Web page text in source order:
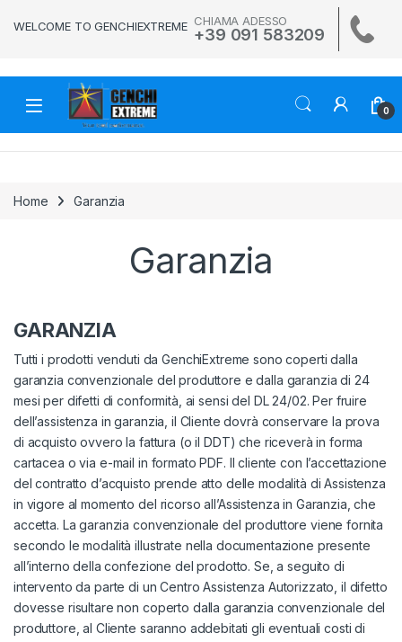
WELCOME TO GENCHIEXTREME CHIAMA ADESSO
+39 091 583209
0
Home Garanzia
Garanzia
GARANZIA
Tutti i prodotti venduti da GenchiExtreme sono coperti dalla
garanzia convenzionale del produttore e dalla garanzia di 24
mesi per difetti di conformità, ai sensi del DL 24/02. Per fruire
dell’assistenza in garanzia, il Cliente dovrà conservare la prova
di acquisto ovvero la fattura (o il DDT) che riceverà in forma
cartacea o via e-mail in formato PDF. Il cliente con l’accettazione
del contratto d’acquisto prende atto delle modalità di Assistenza
in vigore al momento del ricorso all’Assistenza in Garanzia, che
accetta. La garanzia convenzionale del produttore viene fornita
secondo le modalità illustrate nella documentazione presente
all’interno della confezione del prodotto. Se, a seguito di
intervento da parte di un Centro Assistenza Autorizzato, il difetto
dovesse risultare non coperto dalla garanzia convenzionale del
produttore, al Cliente saranno addebitati gli eventuali costi di